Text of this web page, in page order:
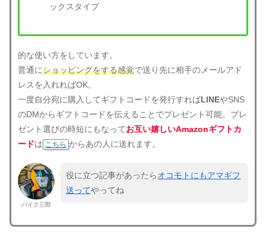
ックスタイプ
的な使い方をしています。
普通にショッピングをする感覚で送り先に相手のメールアド
レスを入れればOK。
一度自分宛に購入してギフトコードを発行すればLINEやSNS
のDMからギフトコードを伝えることでプレゼント可能。プレ
ゼント選びの時短にもなってお互い嬉しいAmazonギフトカ
ードは こちら からあの人に送れます。
バイク三郎
役に立つ記事があったらオコモトにもアマギフ
送ってやってね